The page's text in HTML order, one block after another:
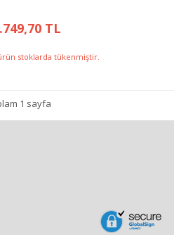
TL
stoklarda tükenmiştir.
1 sayfa